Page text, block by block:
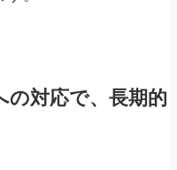
対応で、長期的